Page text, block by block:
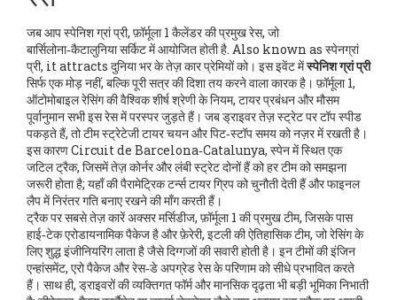
जब आपस्पेनिश ग्रां प्री, फ़ॉर्मूला 1 कैलेंडर की प्रमुख रेस, जो
बार्सिलोना‑कैटालुनिया सर्किट में आयोजित होती है. Also known as स्पेनग्रां
प्री, it attracts दुनिया भर के तेज़ कार प्रेमियों को। इस इवेंट मेंस्पेनिश ग्रां प्री
सिर्फ एक मोड़ नहीं, बल्कि पूरी सत्र की दिशा तय करने वाला कारक है। फ़ॉर्मूला 1,
ऑटोमोबाइल रेसिंग की वैश्विक शीर्ष श्रेणीके नियम, टायर प्रबंधन और मौसम
पूर्वानुमान सभी इस रेस में परस्पर जुड़ते हैं। जब ड्राइवर तेज़ स्ट्रेट पर टॉप स्पीड
पकड़ते हैं, तो टीम स्ट्रेटेजी टायर चयन और पिट‑स्टॉप समय को नज़र में रखती है।
इस कारणCircuit de Barcelona‑Catalunya, स्पेन में स्थित एक
जटिल ट्रैक, जिसमें तेज़ कोर्नर और लंबी स्ट्रेट दोनों हैंको हर टीम को समझना
जरूरी होता है; यहाँ की पैरामेट्रिक टर्न्स टायर ग्रिप को चुनौती देती हैं और फाइनल
लैप में निरंतर गति बनाए रखने की माँग करती हैं।
ट्रैक पर सबसे तेज़ कारें अक्सरमर्सिडीज, फ़ॉर्मूला 1 की प्रमुख टीम, जिसके पास
हाई‑टेक एरोडायनामिक पैकेज हैऔरफ़ेरेरी, इटली की ऐतिहासिक टीम, जो रेसिंग के
लिए शुद्ध इंजीनियरिंग लाता हैजैसे दिग्गजों की सवारी होती है। इन टीमों की इंजिन
एन्हांसमेंट, एरो पैकेज और रेस‑डे अपग्रेड रेस के परिणाम को सीधे प्रभावित करते
हैं। साथ ही, ड्राइवरों की व्यक्तिगत फॉर्म और मानसिक दृढ़ता भी बड़ी भूमिका निभाती